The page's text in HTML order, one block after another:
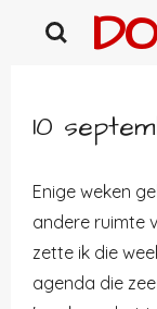
hoofdinhoud
10
Enige weken
andere ruimte
zette ik die
agenda die